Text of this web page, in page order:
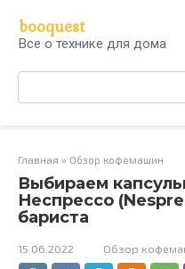
контенту
booquest
Все о технике для дома
Поиск:
Главная » Обзор кофемашин
Выбираем
Неспрессо
бариста
15.06.2022 Обзор